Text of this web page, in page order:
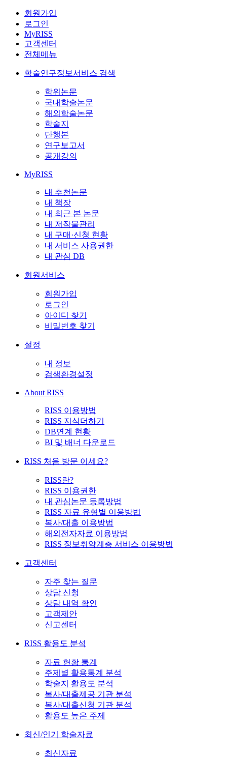
회원가입
로그인
MyRISS
고객센터
전체메뉴
학술연구정보서비스 검색
학위논문
국내학술논문
해외학술논문
학술지
단행본
연구보고서
공개강의
MyRISS
내 추천논문
내 책장
내 최근 본 논문
내 저작물관리
내 구매·신청 현황
내 서비스 사용권한
내 관심 DB
회원서비스
회원가입
로그인
아이디 찾기
비밀번호 찾기
설정
내 정보
검색환경설정
About RISS
RISS 이용방법
RISS 지식더하기
DB연계 현황
BI 및 배너 다운로드
RISS 처음 방문 이세요?
RISS란?
RISS 이용권한
내 관심논문 등록방법
RISS 자료 유형별 이용방법
복사/대출 이용방법
해외전자자료 이용방법
RISS 정보취약계층 서비스 이용방법
고객센터
자주 찾는 질문
상담 신청
상담 내역 확인
고객제안
신고센터
RISS 활용도 분석
자료 현황 통계
주제별 활용통계 분석
학술지 활용도 분석
복사/대출제공 기관 분석
복사/대출신청 기관 분석
활용도 높은 주제
최신/인기 학술자료
최신자료